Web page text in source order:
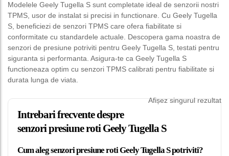
Modelele Geely Tugella S sunt completate ideal de senzorii nostri
TPMS, usor de instalat si precisi in functionare. Cu Geely Tugella
S, beneficiezi de senzori TPMS care ofera fiabilitate si
conformitate cu standardele actuale. Descopera gama noastra de
senzori de presiune potriviti pentru Geely Tugella S, testati pentru
siguranta si performanta. Asigura-te ca Geely Tugella S
functioneaza optim cu senzori TPMS calibrati pentru fiabilitate si
durata lunga de viata.
Afișez singurul rezultat
Intrebari frecvente despre
senzori presiune roti Geely Tugella S
Cum aleg senzori presiune roti Geely Tugella S potriviti?